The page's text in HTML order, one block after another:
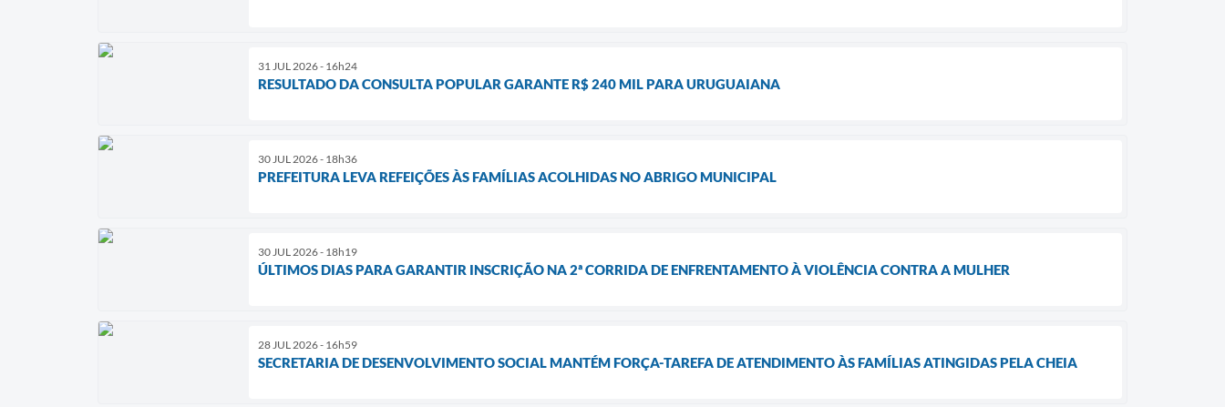
31 JUL 2026 - 16h24
RESULTADO DA CONSULTA POPULAR GARANTE R$ 240 MIL PARA URUGUAIANA
30 JUL 2026 - 18h36
PREFEITURA LEVA REFEIÇÕES ÀS FAMÍLIAS ACOLHIDAS NO ABRIGO MUNICIPAL
30 JUL 2026 - 18h19
ÚLTIMOS DIAS PARA GARANTIR INSCRIÇÃO NA 2ª CORRIDA DE ENFRENTAMENTO À VIOLÊNCIA CONTRA A MULHER
28 JUL 2026 - 16h59
SECRETARIA DE DESENVOLVIMENTO SOCIAL MANTÉM FORÇA-TAREFA DE ATENDIMENTO ÀS FAMÍLIAS ATINGIDAS PELA CHEIA